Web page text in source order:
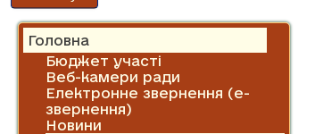
Головна
Бюджет участі
Веб-камери ради
Електронне звернення (е-
звернення)
Новини